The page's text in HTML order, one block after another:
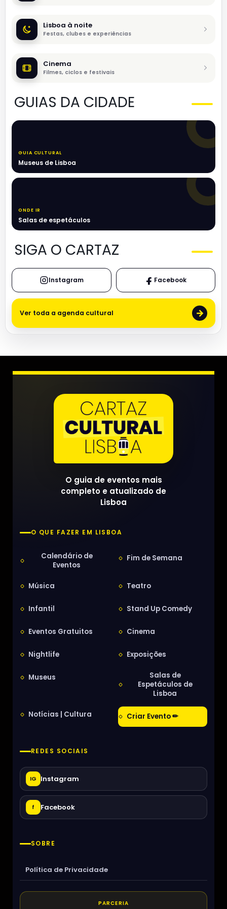
Lisboa à noite
Festas, clubes e experiências
Cinema
Filmes, ciclos e festivais
GUIAS DA CIDADE
GUIA CULTURAL
Museus de Lisboa
ONDE IR
Salas de espetáculos
SIGA O CARTAZ
Instagram Facebook
Ver toda a agenda cultural →
O guia de eventos mais
completo e atualizado de
Lisboa
O QUE FAZER EM LISBOA
Calendário de
Eventos
Fim de Semana
Música Teatro
Infantil Stand Up Comedy
Eventos Gratuitos Cinema
Nightlife Exposições
Museus
Salas de
Espetáculos de
Lisboa
Notícias | Cultura Criar Evento ✏
REDES SOCIAIS
IG Instagram
f Facebook
SOBRE
Política de Privacidade
PARCERIA